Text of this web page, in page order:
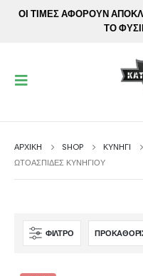
ΟΙ ΤΙΜΕΣ ΑΦΟΡΟΥΝ
ΤΟ
ΑΡΧΙΚΉ SHOP ΚΥΝΗΓΙ
ΩΤΟΑΣΠΊΔΕΣ ΚΥΝΗΓΙΟΎ
ΦΊΛΤΡΟ